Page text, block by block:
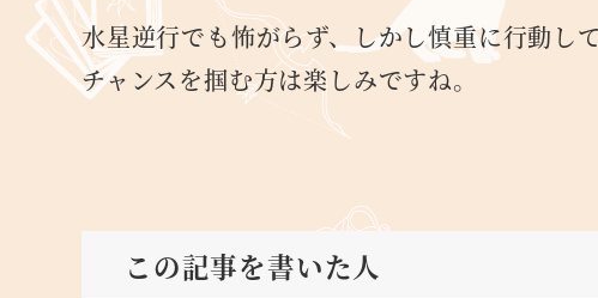
水星逆行でも怖がらず、しかし慎重に行動し
チャンスを掴む方は楽しみですね。
この記事を書いた人